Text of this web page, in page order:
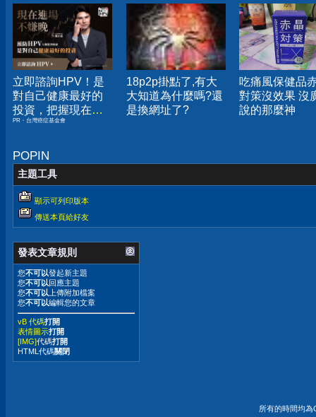
立即諮詢HPV！是
對自己健康最好的
投資，把握現在不
嫌晚！
PR・台灣癌症基金會
18p2p掛點了,有大
大知道為什麼嗎?還
是換網址了?
吃痛風保健品
對策沒效果 沒
說的那麼神
POPIN
主題工具
顯示可列印版本
傳送本頁給好友
發表文章規則
您不可以發起新主題
您不可以 回應主題
您不可以 上傳附加檔案
您不可以編輯您的文章
vB 代碼打開
表情圖示打開
[IMG]代碼打開
HTML代碼關閉
所有的時間均為